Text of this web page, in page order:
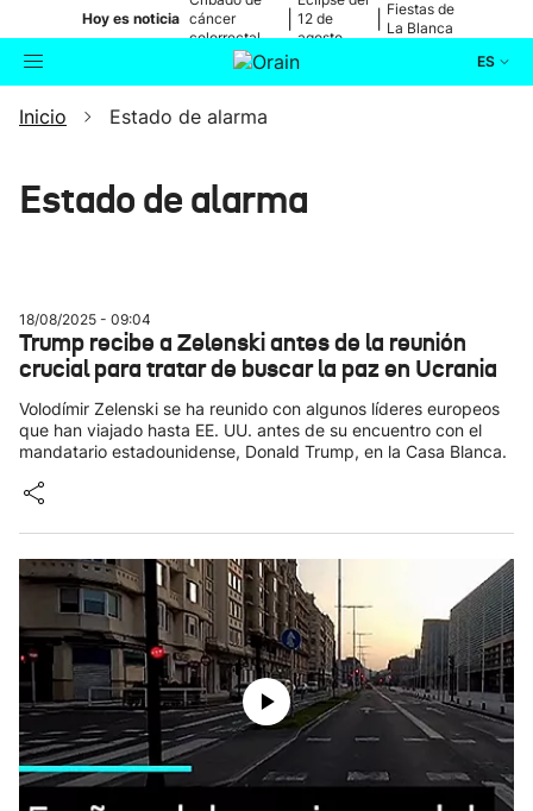
Hoy es noticia cáncer
colorrectal
12 de
agosto
Fiestas de
La Blanca
ES
Buscador Actualidad
Eguraldia
Inicio Estado de alarma
Estado de alarma
18/08/2025 - 09:04
Trump recibe a Zelenski antes de la reunión
crucial para tratar de buscar la paz en Ucrania
Volodímir Zelenski se ha reunido con algunos líderes europeos
que han viajado hasta EE. UU. antes de su encuentro con el
mandatario estadounidense, Donald Trump, en la Casa Blanca.